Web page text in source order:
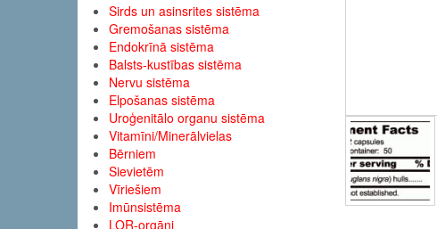
Sirds un asinsrites sistēma
Gremošanas sistēma
Endokrīnā sistēma
Balsts-kustības sistēma
Nervu sistēma
Elpošanas sistēma
Uroģenitālo organu sistēma
Vitamīni/Minerālvielas
Bērniem
Sievietēm
Vīriešiem
Imūnsistēma
LOR-orgāni